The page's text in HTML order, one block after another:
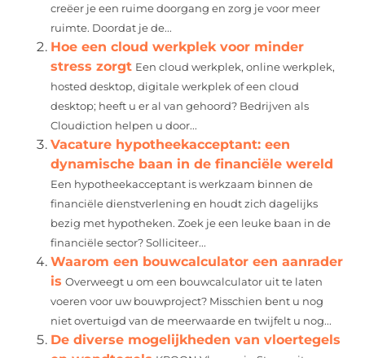
creëer je een ruime doorgang en zorg je voor meer
ruimte. Doordat je de...
Hoe een cloud werkplek voor minder
stress zorgt Een cloud werkplek, online werkplek,
hosted desktop, digitale werkplek of een cloud
desktop; heeft u er al van gehoord? Bedrijven als
Cloudiction helpen u door...
Vacature hypotheekacceptant: een
dynamische baan in de financiële wereld
Een hypotheekacceptant is werkzaam binnen de
financiële dienstverlening en houdt zich dagelijks
bezig met hypotheken. Zoek je een leuke baan in de
financiële sector? Solliciteer...
Waarom een bouwcalculator een aanrader
is Overweegt u om een bouwcalculator uit te laten
voeren voor uw bouwproject? Misschien bent u nog
niet overtuigd van de meerwaarde en twijfelt u nog...
De diverse mogelijkheden van vloertegels